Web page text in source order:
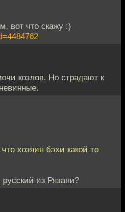
вот что скажу :)
козлов. Но страдают к
хозяин бэхи какой то
из Рязани?